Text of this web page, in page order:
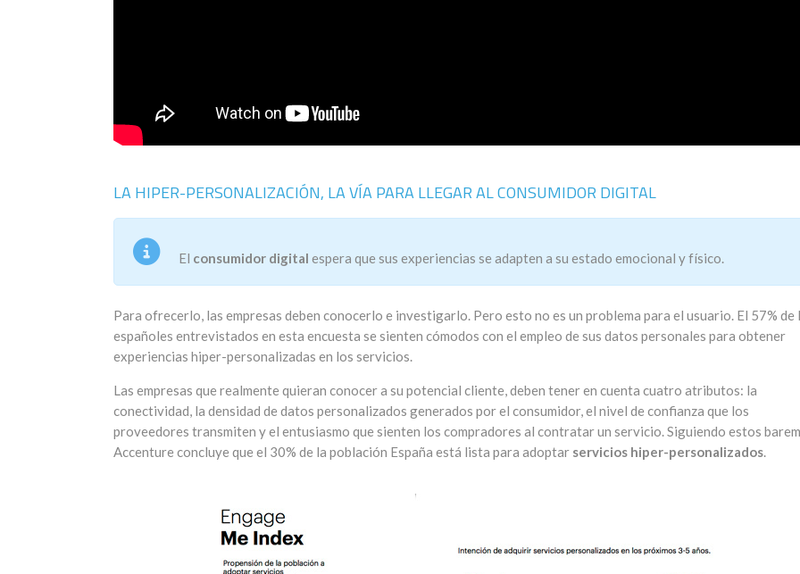
LA HIPER-PERSONALIZACIÓN, LA VÍA PARA LLEGAR AL CONSUMIDOR DIGITAL
El consumidor digital espera que sus experiencias se adapten a su estado emocional y físico.
Para ofrecerlo, las empresas deben conocerlo e investigarlo. Pero esto no es un problema para el usuario. El 57% de
españoles entrevistados en esta encuesta se sienten cómodos con el empleo de sus datos personales para obtener
experiencias hiper-personalizadas en los servicios.
Las empresas que realmente quieran conocer a su potencial cliente, deben tener en cuenta cuatro atributos: la
conectividad, la densidad de datos personalizados generados por el consumidor, el nivel de confianza que los
proveedores transmiten y el entusiasmo que sienten los compradores al contratar un servicio. Siguiendo estos
Accenture concluye que el 30% de la población España está lista para adoptar servicios hiper-personalizados.